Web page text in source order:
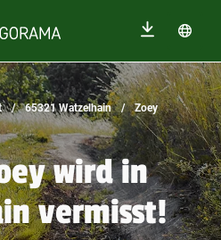
65321 Watzelhain Zoey
wird in
vermisst!